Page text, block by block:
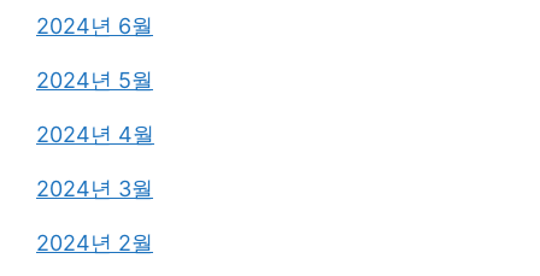
2024년 6월
2024년 5월
2024년 4월
2024년 3월
2024년 2월